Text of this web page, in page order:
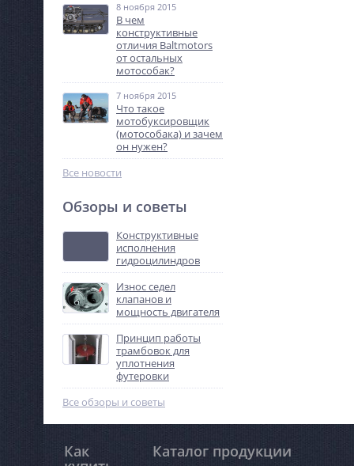
8 ноября 2015
В чем
конструктивные
отличия Baltmotors
от остальных
мотособак?
7 ноября 2015
Что такое
мотобуксировщик
(мотособака) и зачем
он нужен?
Все новости
Обзоры и советы
Конструктивные
исполнения
гидроцилиндров
Износ седел
клапанов и
мощность двигателя
Принцип работы
трамбовок для
уплотнения
футеровки
Все обзоры и советы
Как Каталог продукции